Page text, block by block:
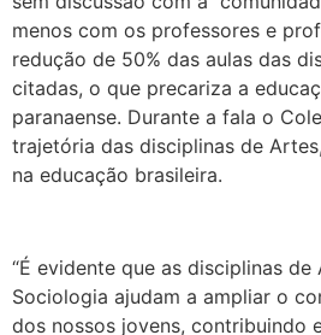
menos com os professores e
redução de 50% das aulas das
citadas, o que precariza a
paranaense. Durante a fala o
trajetória das disciplinas de
na educação brasileira.
“É evidente que as disciplinas
Sociologia ajudam a ampliar o
dos nossos jovens, contribuindo